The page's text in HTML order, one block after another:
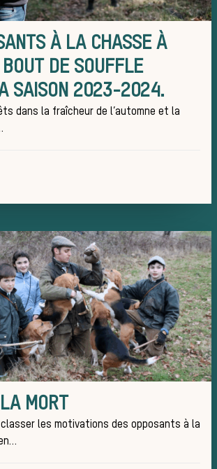
À LA CHASSE À
DE SOUFFLE
SAISON 2023-2024.
dans la fraîcheur de l’automne et la
MORT
classer les motivations des opposants à la